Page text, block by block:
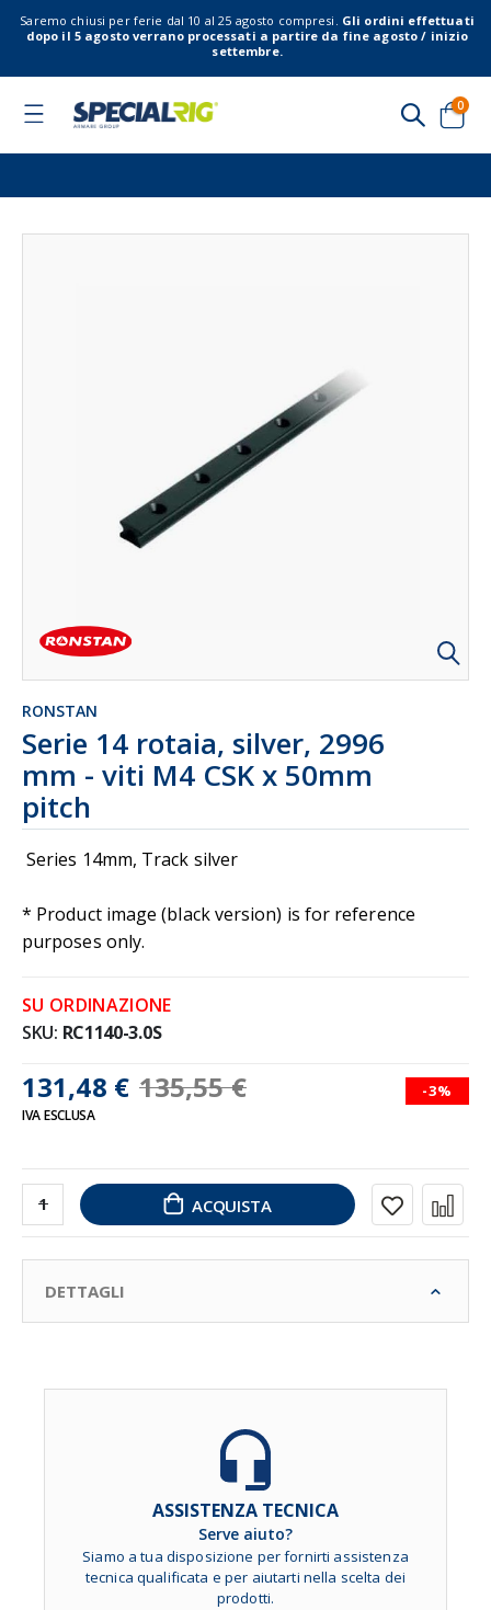
Saremo chiusi per ferie dal 10 al 25 agosto compresi. Gli ordini effettuati
dopo il 5 agosto verrano processati a partire da fine agosto / inizio
settembre.
Toggle
Cart
0
RONSTAN
Serie 14 rotaia, silver, 2996
mm - viti M4 CSK x 50mm
pitch
Series 14mm, Track silver
* Product image (black version) is for reference
purposes only.
131,48 € 135,55 € -3%
IVA ESCLUSA
SU ORDINAZIONE
SKU RC1140-3.0S
ACQUISTA
DETTAGLI
ASSISTENZA TECNICA
Serve aiuto?
Siamo a tua disposizione per fornirti assistenza
tecnica qualificata e per aiutarti nella scelta dei
prodotti.